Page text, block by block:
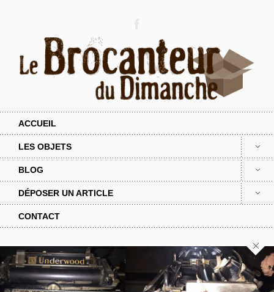
ACCUEIL
LES OBJETS
BLOG
DÉPOSER UN ARTICLE
CONTACT